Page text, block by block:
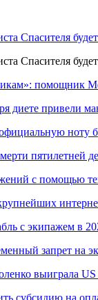
Спасителя
Спасителя
помощник
диете привели
ноту
пятилетней
с помощью
с экипажем в
запрет на
выиграла US
субсидию на